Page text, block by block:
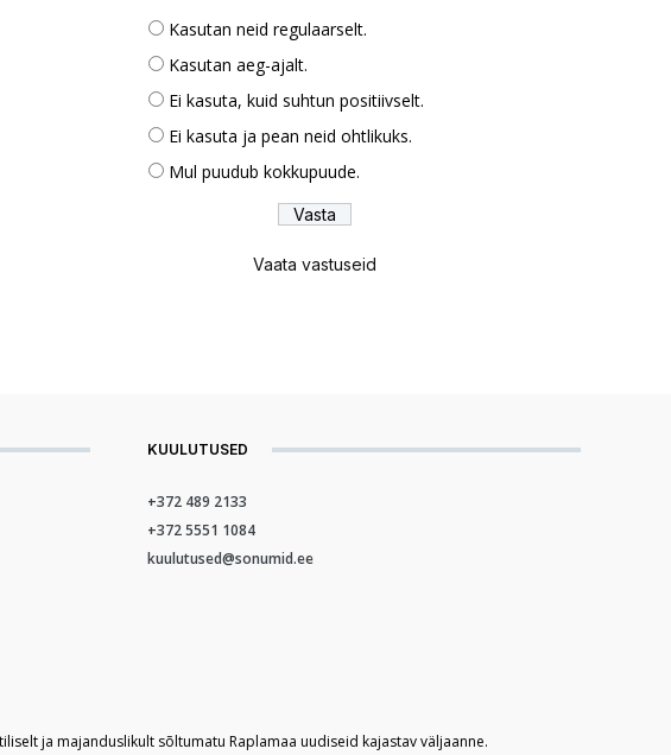
Kasutan neid regulaarselt.
Kasutan aeg-ajalt.
Ei kasuta, kuid suhtun positiivselt.
Ei kasuta ja pean neid ohtlikuks.
Mul puudub kokkupuude.
Vaata vastuseid
KUULUTUSED
+372 489 2133
+372 5551 1084
kuulutused@sonumid.ee
ja majanduslikult sõltumatu Raplamaa uudiseid kajastav väljaanne.